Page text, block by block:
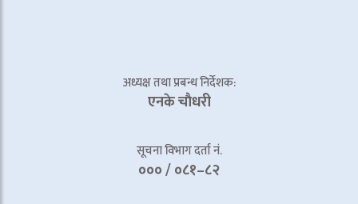
अध्यक्ष तथा प्रबन्ध निर्देशक:
एनके चाैधरी
सूचना विभाग दर्ता नं.
००० / ०८१–८२